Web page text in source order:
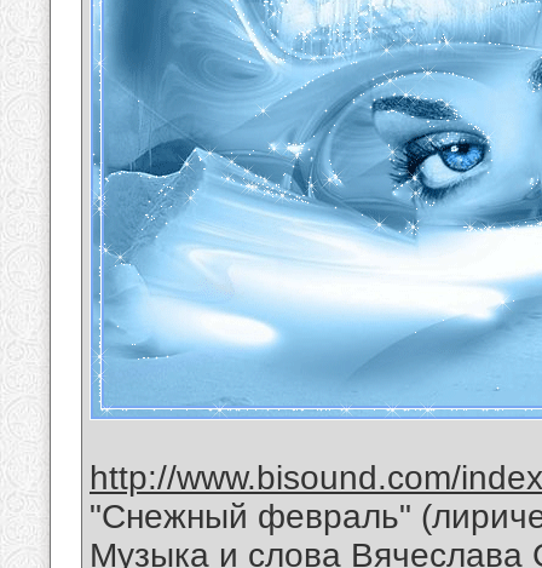
http://www.bisound.com/
"Снежный февраль"
Музыка и слова Вячеслава